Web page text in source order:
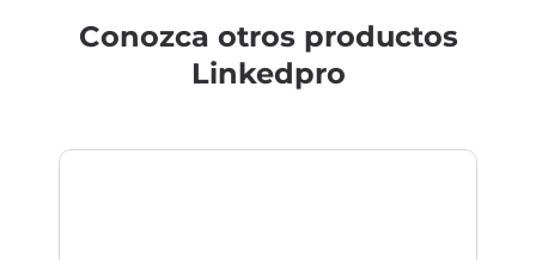
Conozca otros productos
Linkedpro